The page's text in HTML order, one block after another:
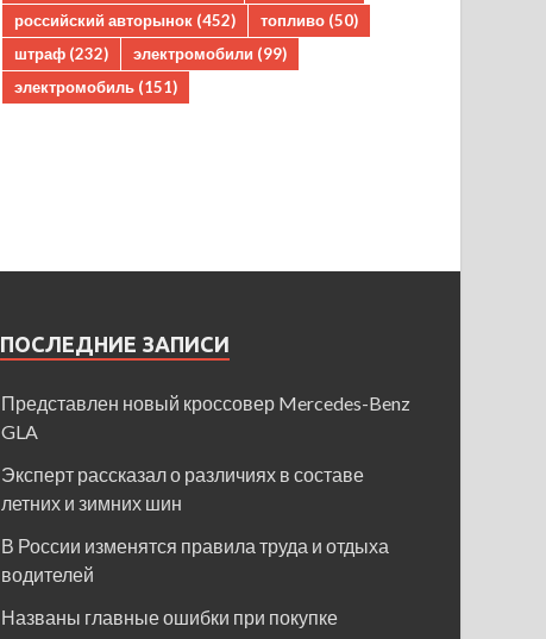
российский авторынок (452) топливо (50)
штраф (232) электромобили (99)
электромобиль (151)
ПОСЛЕДНИЕ ЗАПИСИ
Представлен новый кроссовер Mercedes-Benz
GLA
Эксперт рассказал о различиях в составе
летних и зимних шин
В России изменятся правила труда и отдыха
водителей
Названы главные ошибки при покупке